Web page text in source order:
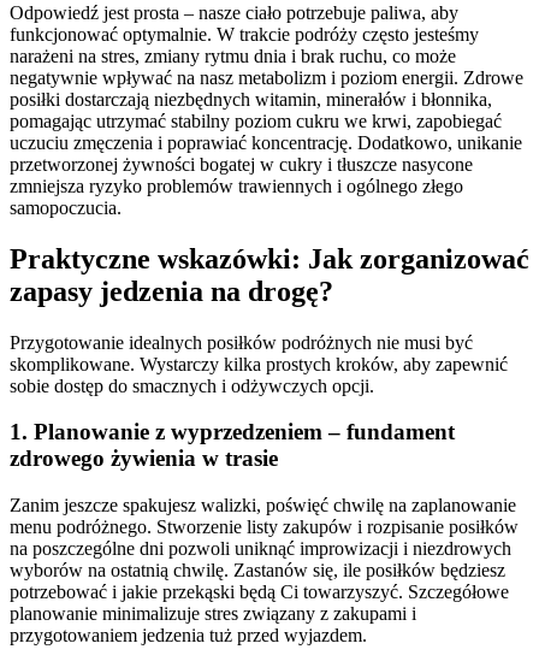
Odpowiedź jest prosta – nasze ciało potrzebuje paliwa, aby
funkcjonować optymalnie. W trakcie podróży często jesteśmy
narażeni na stres, zmiany rytmu dnia i brak ruchu, co może
negatywnie wpływać na nasz metabolizm i poziom energii. Zdrowe
posiłki dostarczają niezbędnych witamin, minerałów i błonnika,
pomagając utrzymać stabilny poziom cukru we krwi, zapobiegać
uczuciu zmęczenia i poprawiać koncentrację. Dodatkowo, unikanie
przetworzonej żywności bogatej w cukry i tłuszcze nasycone
zmniejsza ryzyko problemów trawiennych i ogólnego złego
samopoczucia.
Praktyczne wskazówki: Jak zorganizować
zapasy jedzenia na drogę?
Przygotowanie idealnych posiłków podróżnych nie musi być
skomplikowane. Wystarczy kilka prostych kroków, aby zapewnić
sobie dostęp do smacznych i odżywczych opcji.
1. Planowanie z wyprzedzeniem – fundament
zdrowego żywienia w trasie
Zanim jeszcze spakujesz walizki, poświęć chwilę na zaplanowanie
menu podróżnego. Stworzenie listy zakupów i rozpisanie posiłków
na poszczególne dni pozwoli uniknąć improwizacji i niezdrowych
wyborów na ostatnią chwilę. Zastanów się, ile posiłków będziesz
potrzebować i jakie przekąski będą Ci towarzyszyć. Szczegółowe
planowanie minimalizuje stres związany z zakupami i
przygotowaniem jedzenia tuż przed wyjazdem.